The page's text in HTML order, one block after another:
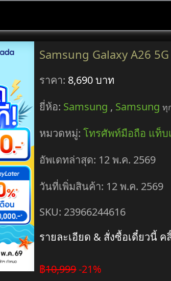
Samsung Galaxy A26
ราคา: 8,690 บาท
ยี่ห้อ: Samsung , Samsungทุ
หมวดหมู่:โทรศัพท์มือถือ แท็บ
อัพเดทล่าสุด: 12 พ.ค. 2569
วันที่เพิ่มสินค้า: 12 พ.ค. 2569
SKU: 23966244616
รายละเอียด & สั่งซื้อเดี๋ยวนี้
฿10,999-21%